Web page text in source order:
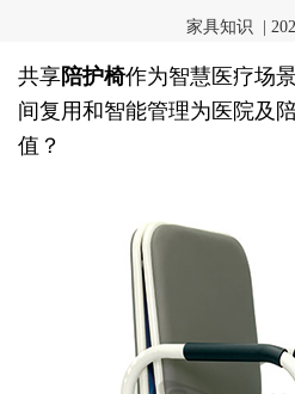
家具知识 |
共享陪护椅作为智慧医疗场
间复用和智能管理为医院及
值？